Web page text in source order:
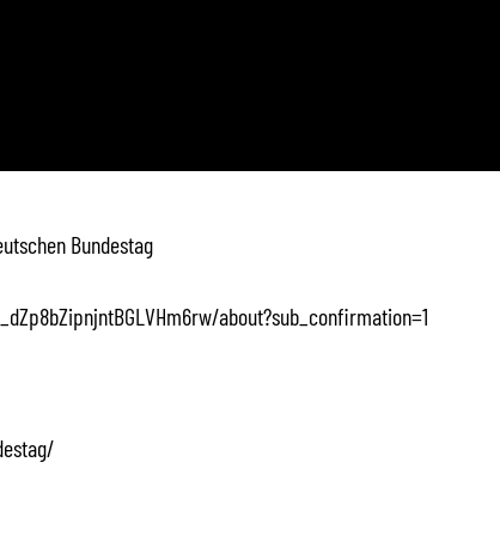
Bundestag
about?sub_confirmation=1